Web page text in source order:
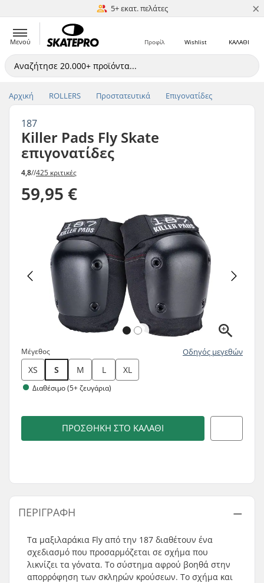
Ταύτιση Τιμών
5+ εκατ. πελάτες ×
Μενού ΚΑΛΑΘΙ
Wishlist
Προφίλ
Αρχική ROLLERS Προστατευτικά Επιγονατίδες
187
Killer Pads Fly Skate
επιγονατίδες
4,8//425 κριτικές
59,95 €
Μέγεθος Οδηγός μεγεθών
XS S M L XL
Διαθέσιμο (5+ ζευγάρια)
ΠΡΟΣΘΉΚΗ ΣΤΟ ΚΑΛΆΘΙ
ΠΕΡΙΓΡΑΦΉ
Τα μαξιλαράκια Fly από την 187 διαθέτουν ένα
σχεδιασμό που προσαρμόζεται σε σχήμα που
λικνίζει τα γόνατα. Το σύστημα αφρού βοηθά στην
απορρόφηση των σκληρών κρούσεων. Το σχήμα και